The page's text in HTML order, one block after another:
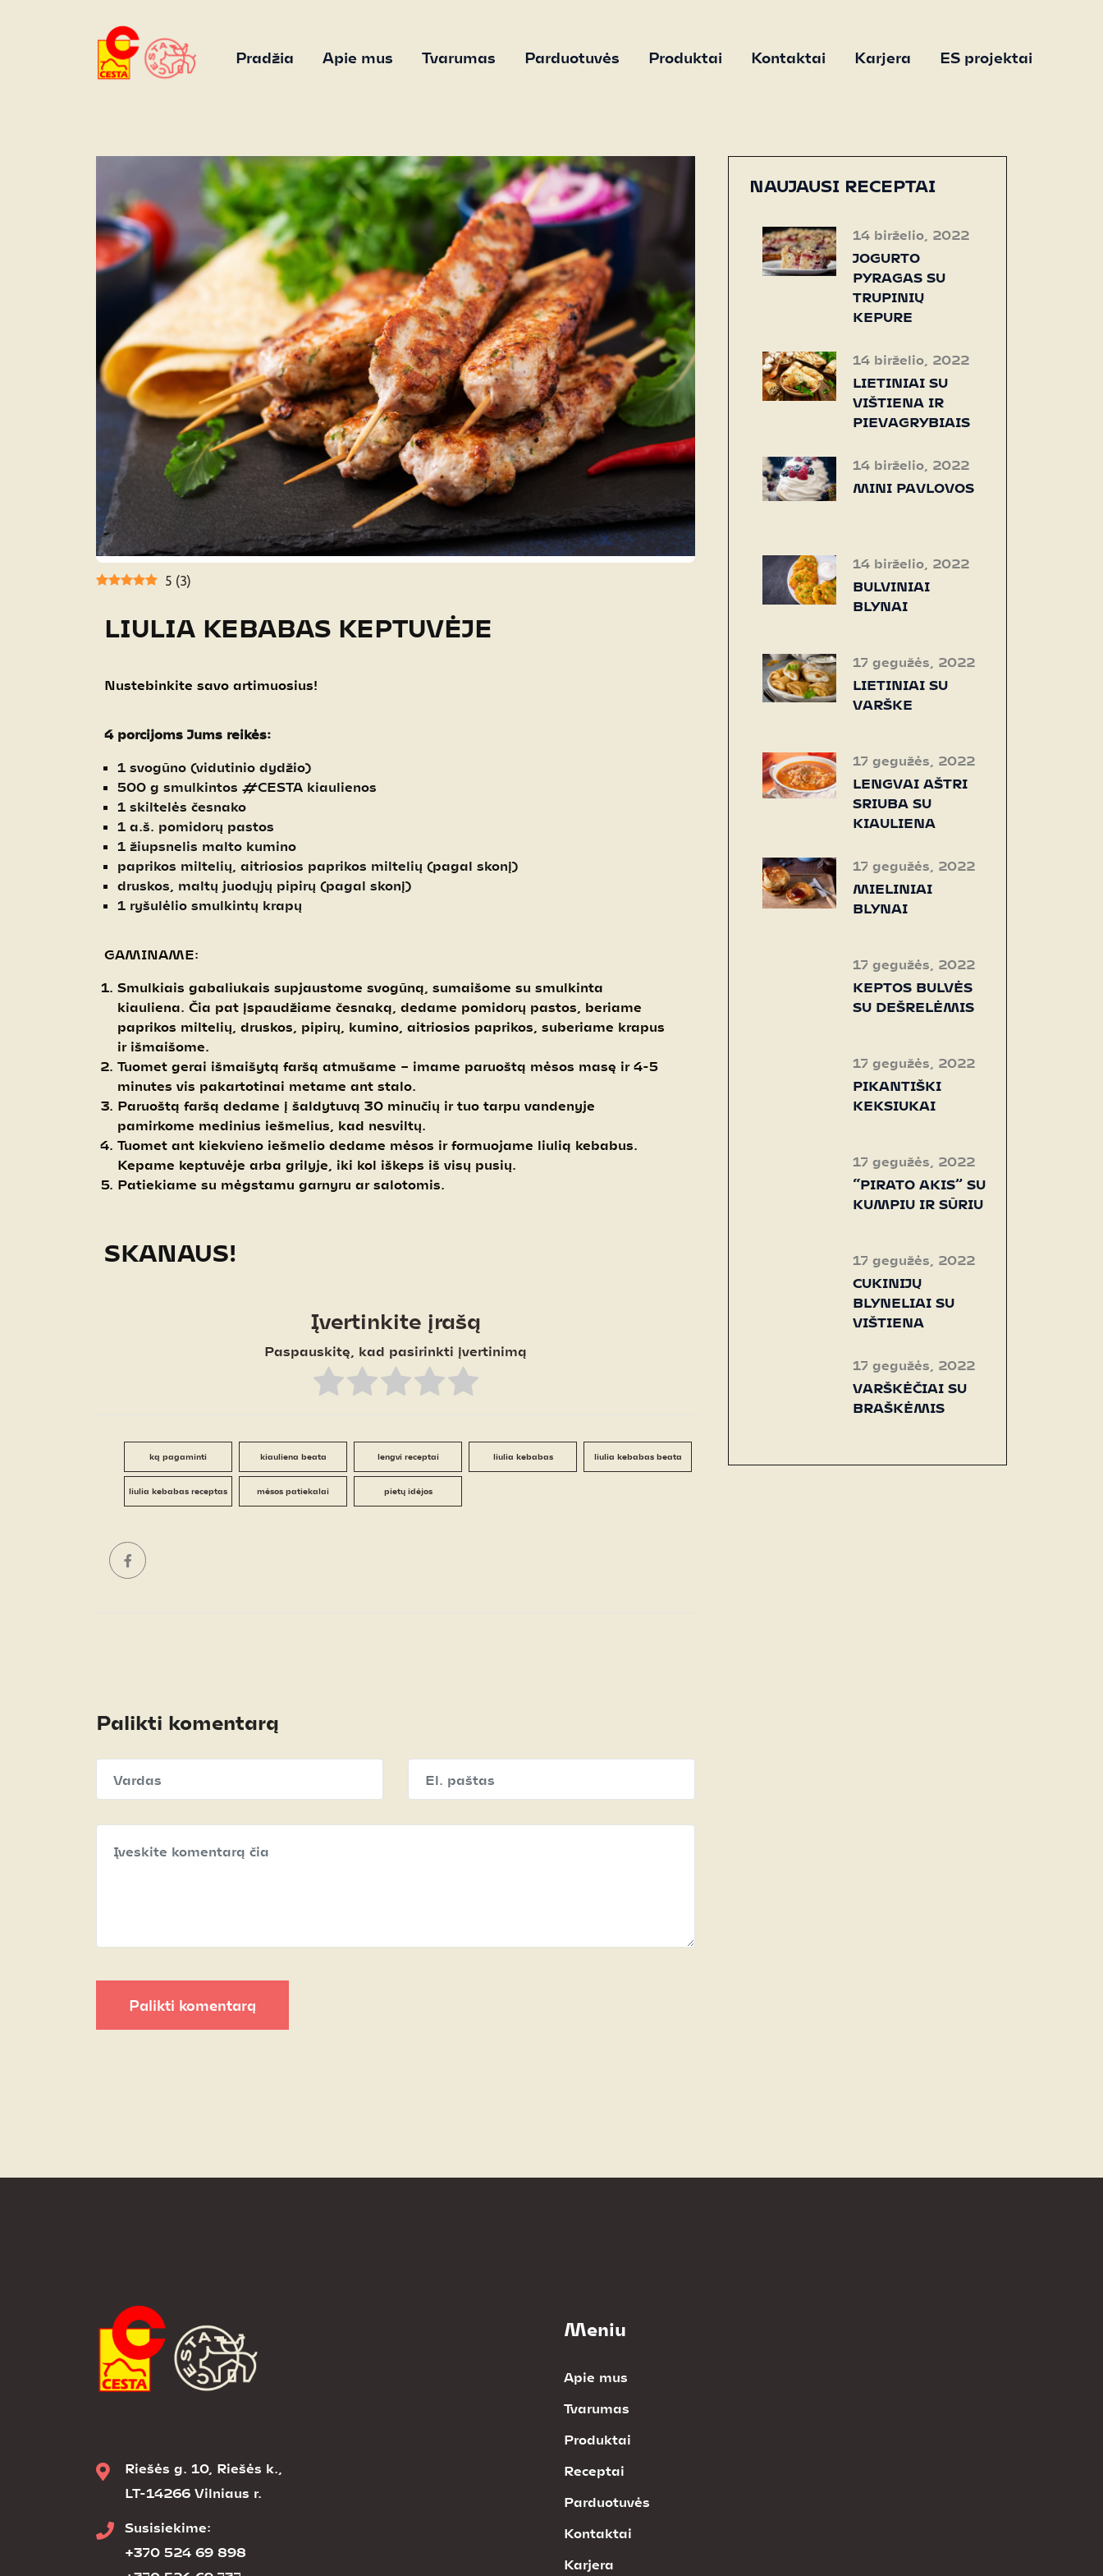
Pradžia Apie mus Tvarumas Parduotuvės Produktai Kontaktai Karjera ES projektai
5 (3)
LIULIA KEBABAS KEPTUVĖJE
Nustebinkite savo artimuosius!
4 porcijoms Jums reikės:
1 svogūno (vidutinio dydžio)
500 g smulkintos #CESTA kiaulienos
1 skiltelės česnako
1 a.š. pomidorų pastos
1 žiupsnelis malto kumino
paprikos miltelių, aitriosios paprikos miltelių (pagal skonį)
druskos, maltų juodųjų pipirų (pagal skonį)
1 ryšulėlio smulkintų krapų
GAMINAME:
Smulkiais gabaliukais supjaustome svogūną, sumaišome su smulkinta
kiauliena. Čia pat įspaudžiame česnaką, dedame pomidorų pastos, beriame
paprikos miltelių, druskos, pipirų, kumino, aitriosios paprikos, suberiame krapus
ir išmaišome.
Tuomet gerai išmaišytą faršą atmušame – imame paruoštą mėsos masę ir 4-5
minutes vis pakartotinai metame ant stalo.
Paruoštą faršą dedame į šaldytuvą 30 minučių ir tuo tarpu vandenyje
pamirkome medinius iešmelius, kad nesviltų.
Tuomet ant kiekvieno iešmelio dedame mėsos ir formuojame liulią kebabus.
Kepame keptuvėje arba grilyje, iki kol iškeps iš visų pusių.
Patiekiame su mėgstamu garnyru ar salotomis.
SKANAUS!
Įvertinkite įrašą
Paspauskitę, kad pasirinkti įvertinimą
ką pagaminti kiauliena beata lengvi receptai liulia kebabas liulia kebabas beata
liulia kebabas receptas mėsos patiekalai pietų idėjos
Palikti komentarą
Palikti komentarą
NAUJAUSI RECEPTAI
14 birželio, 2022
JOGURTO
PYRAGAS SU
TRUPINIŲ
KEPURE
14 birželio, 2022
LIETINIAI SU
VIŠTIENA IR
PIEVAGRYBIAIS
14 birželio, 2022
MINI PAVLOVOS
14 birželio, 2022
BULVINIAI
BLYNAI
17 gegužės, 2022
LIETINIAI SU
VARŠKE
17 gegužės, 2022
LENGVAI AŠTRI
SRIUBA SU
KIAULIENA
17 gegužės, 2022
MIELINIAI
BLYNAI
17 gegužės, 2022
KEPTOS BULVĖS
SU DEŠRELĖMIS
17 gegužės, 2022
PIKANTIŠKI
KEKSIUKAI
17 gegužės, 2022
“PIRATO AKIS” SU
KUMPIU IR SŪRIU
17 gegužės, 2022
CUKINIJŲ
BLYNELIAI SU
VIŠTIENA
17 gegužės, 2022
VARŠKĖČIAI SU
BRAŠKĖMIS
Riešės g. 10, Riešės k.,
LT-14266 Vilniaus r.
Susisiekime:
+370 524 69 898
Meniu
Apie mus
Tvarumas
Produktai
Receptai
Parduotuvės
Kontaktai
Karjera